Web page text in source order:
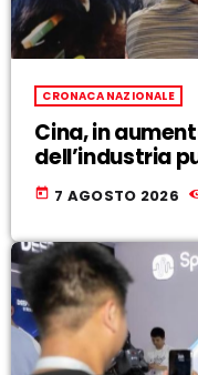
CRONACA NAZIONALE
Cina, in
dell’industria
today 7 AGOSTO 2026